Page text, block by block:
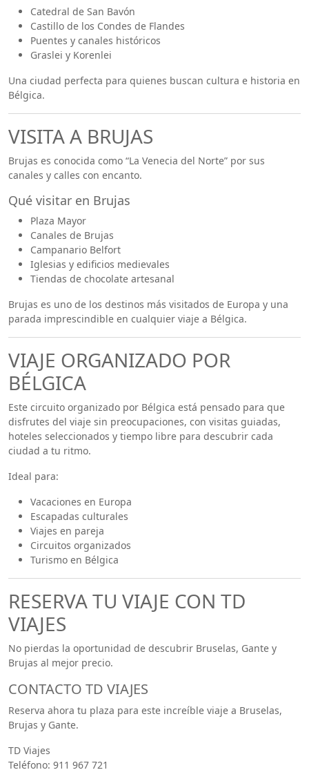
Catedral de San Bavón
Castillo de los Condes de Flandes
Puentes y canales históricos
Graslei y Korenlei
Una ciudad perfecta para quienes buscan cultura e historia en
Bélgica.
VISITA A BRUJAS
Brujas es conocida como “La Venecia del Norte” por sus
canales y calles con encanto.
Qué visitar en Brujas
Plaza Mayor
Canales de Brujas
Campanario Belfort
Iglesias y edificios medievales
Tiendas de chocolate artesanal
Brujas es uno de los destinos más visitados de Europa y una
parada imprescindible en cualquier viaje a Bélgica.
VIAJE ORGANIZADO POR
BÉLGICA
Este circuito organizado por Bélgica está pensado para que
disfrutes del viaje sin preocupaciones, con visitas guiadas,
hoteles seleccionados y tiempo libre para descubrir cada
ciudad a tu ritmo.
Ideal para:
Vacaciones en Europa
Escapadas culturales
Viajes en pareja
Circuitos organizados
Turismo en Bélgica
RESERVA TU VIAJE CON TD
VIAJES
No pierdas la oportunidad de descubrir Bruselas, Gante y
Brujas al mejor precio.
CONTACTO TD VIAJES
Reserva ahora tu plaza para este increíble viaje a Bruselas,
Brujas y Gante.
TD Viajes
Teléfono: 911 967 721